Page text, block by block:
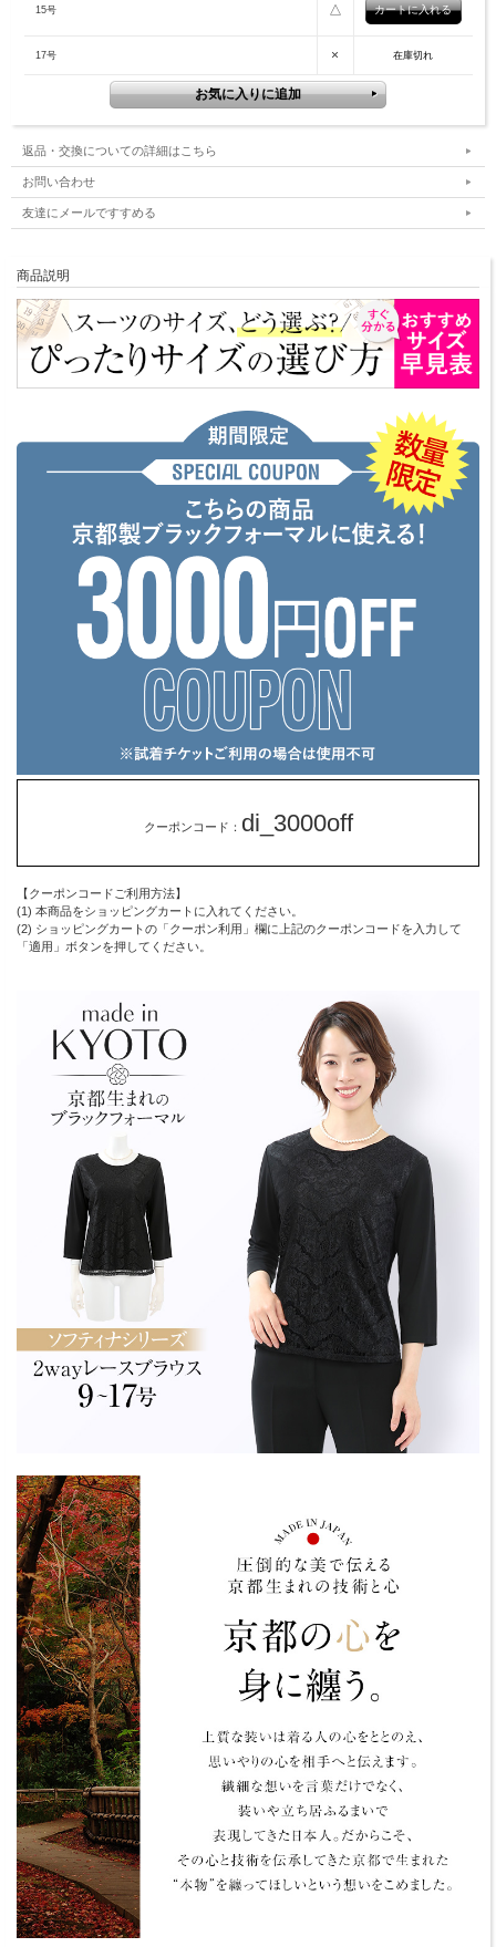
15号 △
17号 × 在庫切れ
返品・交換についての詳細はこちら
お問い合わせ
友達にメールですすめる
商品説明
クーポンコード： di_3000off
【クーポンコードご利用方法】
(1) 本商品をショッピングカートに入れてください。
(2) ショッピングカートの「クーポン利用」欄に上記のクーポンコードを入力して
「適用」ボタンを押してください。